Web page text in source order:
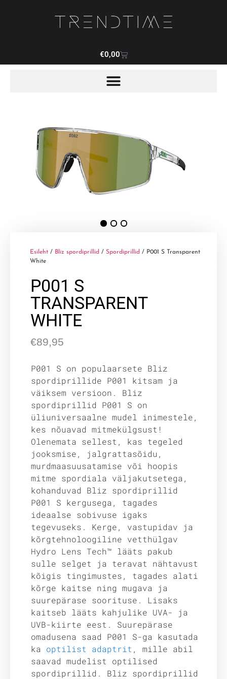
€0,00
Esileht / Bliz spordiprillid / Spordiprillid / P001 S Transparent
White
P001 S
TRANSPARENT
WHITE
€89,95
P001 S on populaarsete Bliz
spordiprillide P001 kitsam ja
väiksem versioon. Bliz
spordiprillid P001 S on
üliuniversaalne mudel inimestele,
kes nõuavad mitmekülgsust!
Olenemata sellest, kas tegeled
jooksmise, jalgrattasõidu,
murdmaasuusatamise või hoopis
mitme spordiala väljakutsetega,
kohanduvad Bliz spordiprillid
P001 S kergusega, tagades
ideaalse sobivuse igaks
tegevuseks. Kerge, vastupidav ja
kõrgtehnoloogiline vetthülgav
Hydro Lens Tech™ lääts pakub
sulle selget ja teravat nähtavust
kõigis tingimustes, tagades alati
kõrge kaitse ning mugava ja
suurepärase soorituse. Lisaks
kaitseb lääts kahjulike UVA- ja
UVB-kiirte eest. Suurepärase
omadusena saad P001 S-ga kasutada
ka optilist adaptrit , mille abil
saavad mudelist optilised
spordiprillid. Bliz spordiprillid